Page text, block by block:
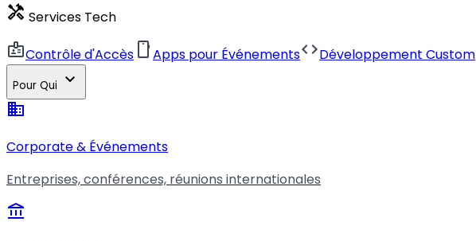
handyman Services Tech
badgeContrôle d'Accès smartphoneApps pour ÉvénementscodeDéveloppement Custom
Pour Qui expand_more
business
Corporate & Événements
Entreprises, conférences, réunions internationales
account_balance